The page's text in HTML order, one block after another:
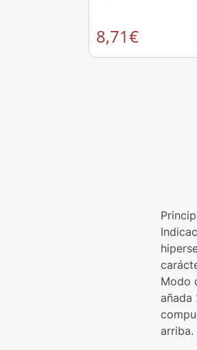
8,71€
Modo
añada
arriba.